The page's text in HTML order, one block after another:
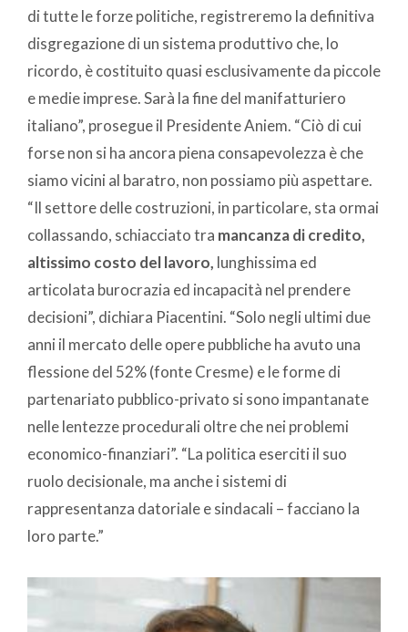
di tutte le forze politiche, registreremo la definitiva
disgregazione di un sistema produttivo che, lo
ricordo, è costituito quasi esclusivamente da piccole
e medie imprese. Sarà la fine del manifatturiero
italiano”, prosegue il Presidente Aniem. “Ciò di cui
forse non si ha ancora piena consapevolezza è che
siamo vicini al baratro, non possiamo più aspettare.
“Il settore delle costruzioni, in particolare, sta ormai
collassando, schiacciato tra mancanza di credito,
altissimo costo del lavoro, lunghissima ed
articolata burocrazia ed incapacità nel prendere
decisioni”, dichiara Piacentini. “Solo negli ultimi due
anni il mercato delle opere pubbliche ha avuto una
flessione del 52% (fonte Cresme) e le forme di
partenariato pubblico-privato si sono impantanate
nelle lentezze procedurali oltre che nei problemi
economico-finanziari”. “La politica eserciti il suo
ruolo decisionale, ma anche i sistemi di
rappresentanza datoriale e sindacali – facciano la
loro parte.”